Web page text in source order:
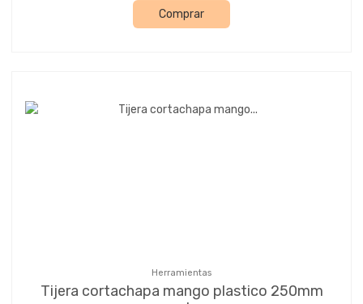
Comprar
Herramientas
Tijera cortachapa mango plastico 250mm